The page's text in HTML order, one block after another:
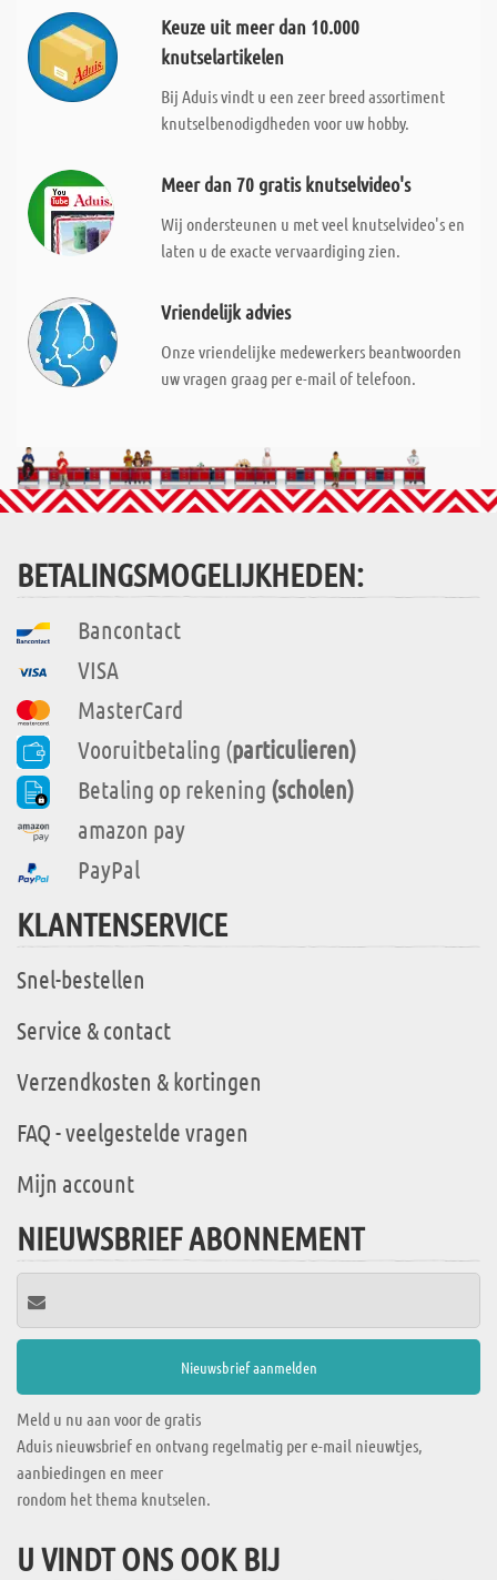
Keuze uit meer dan 10.000
knutselartikelen
Bij Aduis vindt u een zeer breed assortiment
knutselbenodigdheden voor uw hobby.
Meer dan 70 gratis knutselvideo's
Wij ondersteunen u met veel knutselvideo's en
laten u de exacte vervaardiging zien.
Vriendelijk advies
Onze vriendelijke medewerkers beantwoorden
uw vragen graag per e-mail of telefoon.
BETALINGSMOGELIJKHEDEN:
Bancontact
VISA
MasterCard
Vooruitbetaling (particulieren)
Betaling op rekening (scholen)
amazon pay
PayPal
KLANTENSERVICE
Snel-bestellen
Service & contact
Verzendkosten & kortingen
FAQ - veelgestelde vragen
Mijn account
NIEUWSBRIEF ABONNEMENT
Meld u nu aan voor de gratis
Aduis nieuwsbrief en ontvang regelmatig per e-mail nieuwtjes,
aanbiedingen en meer
rondom het thema knutselen.
U VINDT ONS OOK BIJ